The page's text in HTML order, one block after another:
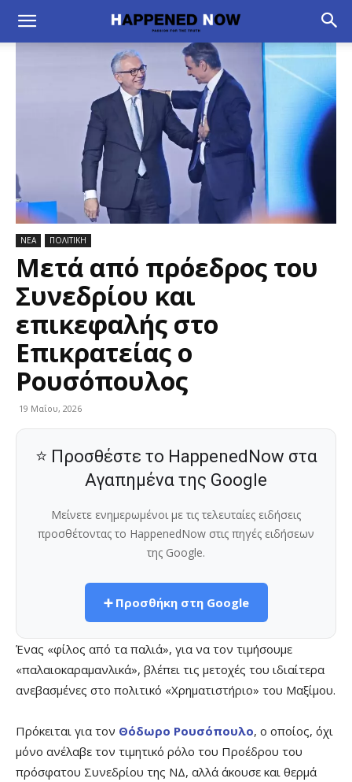
ΝΕΑ ΠΟΛΙΤΙΚΗ
Μετά από πρόεδρος του
Συνεδρίου και
επικεφαλής στο
Επικρατείας ο
Ρουσόπουλος
19 Μαΐου, 2026
⭐ Προσθέστε το HappenedNow στα
Αγαπημένα της Google
Μείνετε ενημερωμένοι με τις τελευταίες ειδήσεις
προσθέτοντας το HappenedNow στις πηγές ειδήσεων
της Google.
➕ Προσθήκη στη Google
Ένας «φίλος από τα παλιά», για να τον τιμήσουμε
«παλαιοκαραμανλικά», βλέπει τις μετοχές του ιδιαίτερα
ανεβασμένες στο πολιτικό «Χρηματιστήριο» του Μαξίμου.
Πρόκειται για τον Θόδωρο Ρουσόπουλο, ο οποίος, όχι
μόνο ανέλαβε τον τιμητικό ρόλο του Προέδρου του
πρόσφατου Συνεδρίου της ΝΔ, αλλά άκουσε και θερμά